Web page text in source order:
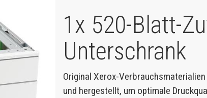
1x 520-Blatt-
Unterschrank
Original Xerox-
und hergestellt, um optimale